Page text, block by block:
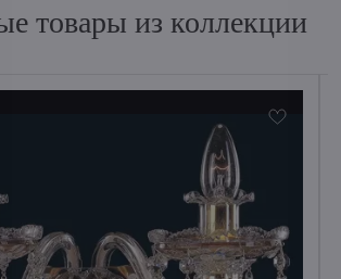
товары из коллекции